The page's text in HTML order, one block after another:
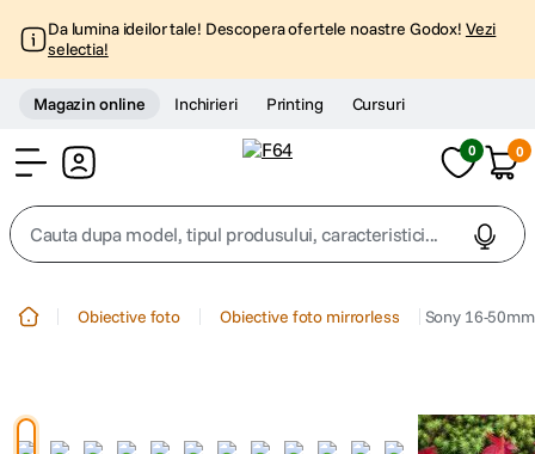
Da lumina ideilor tale! Descopera ofertele noastre Godox! Vezi
selectia!
Magazin online Inchirieri Printing Cursuri
0 0
Cauta dupa model, tipul produsului, caracteristici...
Obiective foto Obiective foto mirrorless Sony 16-